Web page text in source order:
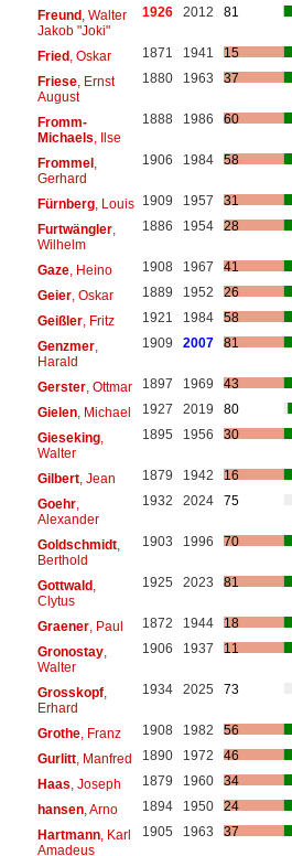
Freund, Walter
Jakob "Joki"
1926 2012 81
Fried, Oskar 1871 1941
15
Friese, Ernst
August
1880 1963 37
Fromm-
Michaels , Ilse
1888 1986 60
Frommel,
Gerhard
1906 1984 58
Fürnberg, Louis 1909 1957
31
Furtwängler,
Wilhelm
1886 1954 28
Gaze, Heino 1908 1967
41
Geier, Oskar 1889 1952
26
Geißler, Fritz 1921 1984
58
Genzmer,
Harald
1909 2007 81
Gerster, Ottmar 1897 1969
43
Gielen, Michael 1927 2019
80
Gieseking,
Walter
1895 1956 30
Gilbert, Jean 1879 1942
16
Goehr,
Alexander
1932 2024 75
Goldschmidt,
Berthold
1903 1996 70
Gottwald,
Clytus
1925 2023 81
Graener, Paul 1872 1944
18
Gronostay,
Walter
1906 1937 11
Grosskopf,
Erhard
1934 2025 73
Grothe, Franz 1908 1982
56
Gurlitt, Manfred 1890 1972
46
Haas , Joseph 1879 1960
34
hansen, Arno 1894 1950
24
Hartmann, Karl
Amadeus
1905 1963 37